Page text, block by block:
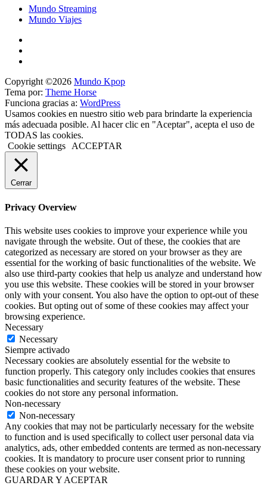
Mundo Streaming
Mundo Viajes
Copyright ©2026 Mundo Kpop
Tema por: Theme Horse
Funciona gracias a: WordPress
Usamos cookies en nuestro sitio web para brindarte la experiencia
más adecuada posible. Al hacer clic en "Aceptar", acepta el uso de
TODAS las cookies.
Cookie settings
ACCEPTAR
Cerrar
Privacy Overview
This website uses cookies to improve your experience while you
navigate through the website. Out of these, the cookies that are
categorized as necessary are stored on your browser as they are
essential for the working of basic functionalities of the website. We
also use third-party cookies that help us analyze and understand how
you use this website. These cookies will be stored in your browser
only with your consent. You also have the option to opt-out of these
cookies. But opting out of some of these cookies may affect your
browsing experience.
Necessary
Necessary
Siempre activado
Necessary cookies are absolutely essential for the website to
function properly. This category only includes cookies that ensures
basic functionalities and security features of the website. These
cookies do not store any personal information.
Non-necessary
Non-necessary
Any cookies that may not be particularly necessary for the website
to function and is used specifically to collect user personal data via
analytics, ads, other embedded contents are termed as non-necessary
cookies. It is mandatory to procure user consent prior to running
these cookies on your website.
GUARDAR Y ACEPTAR